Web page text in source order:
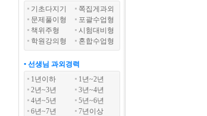
기초다지기
쪽집게과외
문제풀이형
포괄수업형
책위주형
시험대비형
학원강의형
혼합수업형
• 선생님 과외경력
1년이하
1년~2년
2년~3년
3년~4년
4년~5년
5년~6년
6년~7년
7년이상